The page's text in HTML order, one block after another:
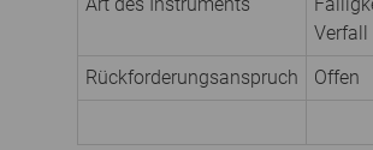
Verfall
Rückforderungsanspruch
Offen